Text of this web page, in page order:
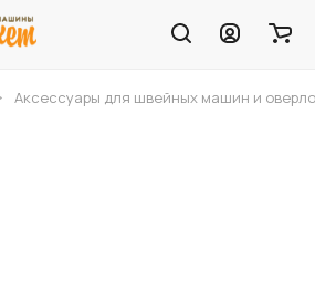
Аксессуары для швейных машин и